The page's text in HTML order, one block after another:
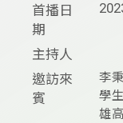
首播日
期
主持人
邀訪來
賓
李
學
雄